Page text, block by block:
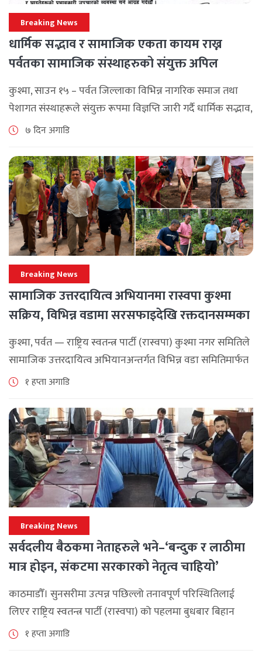
Breaking News
धार्मिक सद्भाव र सामाजिक एकता कायम राख्न
पर्वतका सामाजिक संस्थाहरुको संयुक्त अपिल
कुश्मा, साउन १५ – पर्वत जिल्लाका विभिन्न नागरिक समाज तथा
पेशागत संस्थाहरूले संयुक्त रूपमा विज्ञप्ति जारी गर्दै धार्मिक सद्भाव,
सामाजिक एकता र कानुनी शासन कायम राख्न सबै पक्षलाई संयमता
७ दिन अगाडि
Breaking News
सामाजिक उत्तरदायित्व अभियानमा रास्वपा कुश्मा
सक्रिय, विभिन्न वडामा सरसफाइदेखि रक्तदानसम्मका
कार्यक्रम
कुश्मा, पर्वत — राष्ट्रिय स्वतन्त्र पार्टी (रास्वपा) कुश्मा नगर समितिले
सामाजिक उत्तरदायित्व अभियानअन्तर्गत विभिन्न वडा समितिमार्फत
समुदाय केन्द्रित र सेवामूलक कार्यक्रम सञ्चालन गरिरहेको जनाएको
१ हप्ता अगाडि
Breaking News
सर्वदलीय बैठकमा नेताहरुले भने–‘बन्दुक र लाठीमा
मात्र होइन, संकटमा सरकारको नेतृत्व चाहियो’
काठमाडौँ। सुनसरीमा उत्पन्न पछिल्लो तनावपूर्ण परिस्थितिलाई
लिएर राष्ट्रिय स्वतन्त्र पार्टी (रास्वपा) को पहलमा बुधबार बिहान
सिंहदरबारमा सर्वदलीय बैठक जारी छ। रास्वपाका सभापति रवि
१ हप्ता अगाडि